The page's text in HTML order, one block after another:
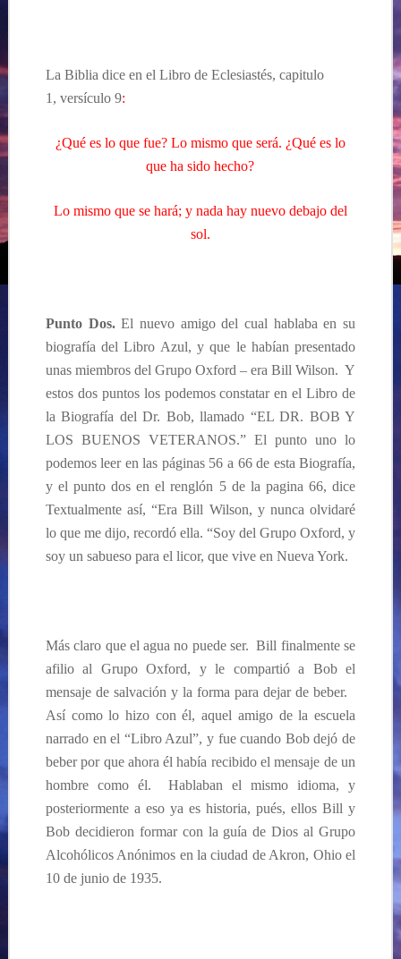
La Biblia dice en el Libro de Eclesiastés, capitulo
1, versículo 9:
¿Qué es lo que fue? Lo mismo que será. ¿Qué es lo
que ha sido hecho?
Lo mismo que se hará; y nada hay nuevo debajo del
sol.
Punto Dos.El nuevo amigo del cual hablaba en su
biografía del Libro Azul, y que le habían presentado
unas miembros del Grupo Oxford – era Bill Wilson. Y
estos dos puntos los podemos constatar en el Libro de
la Biografía del Dr. Bob, llamado “EL DR. BOB Y
LOS BUENOS VETERANOS.” El punto uno lo
podemos leer en las páginas 56 a 66 de esta Biografía,
y el punto dos en el renglón 5 de la pagina 66, dice
Textualmente así, “Era Bill Wilson, y nunca olvidaré
lo que me dijo, recordó ella. “Soy del Grupo Oxford, y
soy un sabueso para el licor, que vive en Nueva York.
Más claro que el agua no puede ser. Bill finalmente se
afilio al Grupo Oxford, y le compartió a Bob el
mensaje de salvación y la forma para dejar de beber.
Así como lo hizo con él, aquel amigo de la escuela
narrado en el “Libro Azul”, y fue cuando Bob dejó de
beber por que ahora él había recibido el mensaje de un
hombre como él. Hablaban el mismo idioma, y
posteriormente a eso ya es historia, pués, ellos Bill y
Bob decidieron formar con la guía de Dios al Grupo
Alcohólicos Anónimos en la ciudad de Akron, Ohio el
10 de junio de 1935.